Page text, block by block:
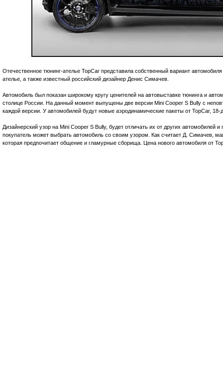
Отечественное тюнинг-ателье TopCar представила собственный вариант
ателье, а также известный российский дизайнер Денис Симачев.
Автомобиль был показан широкому кругу ценителей на автовыставке тюнинга и
столице России. На данный момент выпущены две версии Mini Cooper S Bully с
каждой версии. У автомобилей будут новые аэродинамические пакеты от TopCar,
Дизайнерский узор на Mini Cooper S Bully, будет отличать их от других автомобилей
покупатель может выбрать автомобиль со своим узором. Как считает Д. Симачев,
которая предпочитает общение и гламурные сборища. Цена нового автомобиля от